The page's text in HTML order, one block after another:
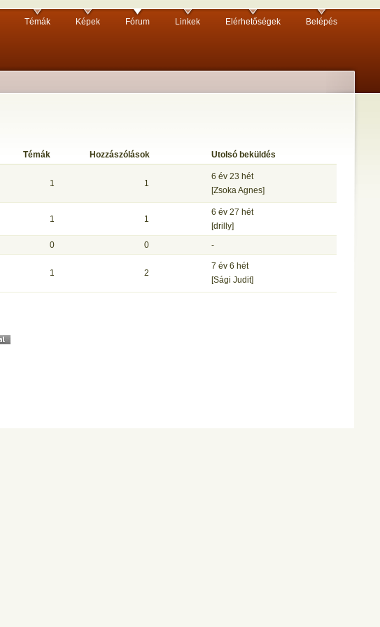
Témák Képek Fórum Linkek Elérhetőségek Belépés
Témák Hozzászólások
Utolsó beküldés
1 1
6 év 23 hét
[Zsoka Agnes]
1 1
6 év 27 hét
[drilly]
0 0
-
1 2
7 év 6 hét
[Sági Judit]